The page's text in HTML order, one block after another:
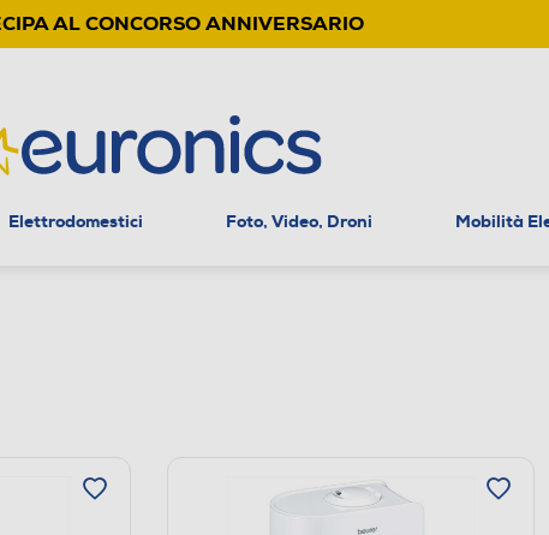
AL CONCORSO ANNIVERSARIO
Elettrodomestici Foto, Video, Droni Mobilità